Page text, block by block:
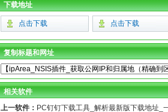
下载地址
点击下载 点击下载
复制标题和网址
相关软件
上一软件： PC钉钉下载工具_解析最新版下载地址_